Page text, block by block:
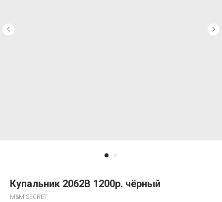
Купальник 2062В 1200р. чёрный
M&M SECRET